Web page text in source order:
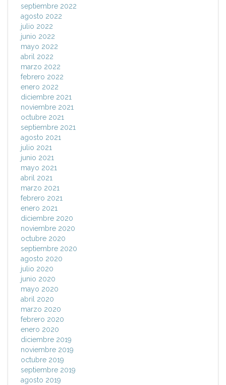
septiembre 2022
agosto 2022
julio 2022
junio 2022
mayo 2022
abril 2022
marzo 2022
febrero 2022
enero 2022
diciembre 2021
noviembre 2021
octubre 2021
septiembre 2021
agosto 2021
julio 2021
junio 2021
mayo 2021
abril 2021
marzo 2021
febrero 2021
enero 2021
diciembre 2020
noviembre 2020
octubre 2020
septiembre 2020
agosto 2020
julio 2020
junio 2020
mayo 2020
abril 2020
marzo 2020
febrero 2020
enero 2020
diciembre 2019
noviembre 2019
octubre 2019
septiembre 2019
agosto 2019